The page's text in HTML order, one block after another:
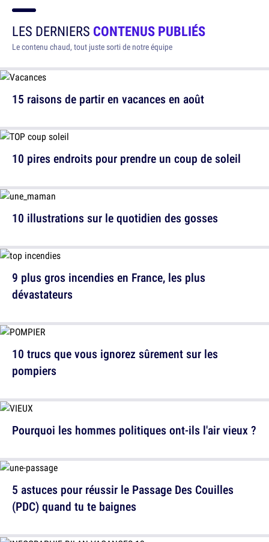
LES DERNIERS CONTENUS PUBLIÉS
Le contenu chaud, tout juste sorti de notre équipe
15 raisons de partir en vacances en août
10 illustrations sur le quotidien des gosses
10 trucs que vous ignorez sûrement sur les
pompiers
5 astuces pour réussir le Passage Des Couilles
(PDC) quand tu te baignes
10 pires endroits pour prendre un coup de soleil
9 plus gros incendies en France, les plus
dévastateurs
Pourquoi les hommes politiques ont-ils l'air vieux ?